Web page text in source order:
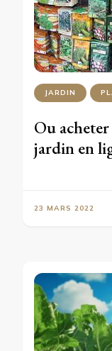
JARDIN
Ou
jardin en
23 MARS 2022